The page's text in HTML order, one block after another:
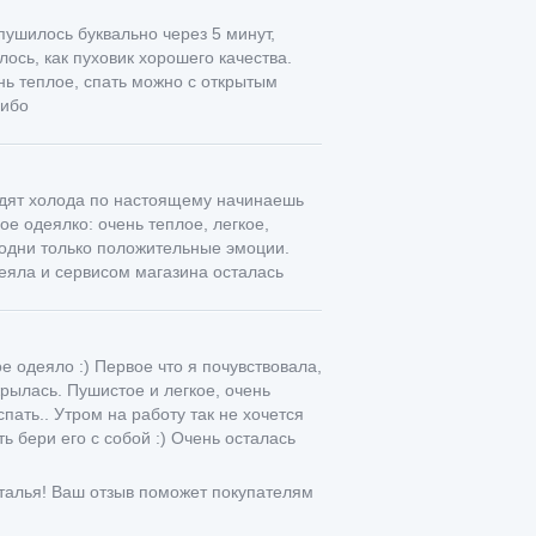
буквально через 5 минут,
как пуховик хорошего качества.
теплое, спать можно с открытым
холода по настоящему начинаешь
одеялко: очень теплое, легкое,
только положительные эмоции.
и сервисом магазина осталась
одеяло :) Первое что я почувствовала,
Пушистое и легкое, очень
Утром на работу так не хочется
бери его с собой :) Очень осталась
изделия и отличной ценой,
тем, кто хочет купить теплое при
Ваш отзыв поможет покупателям